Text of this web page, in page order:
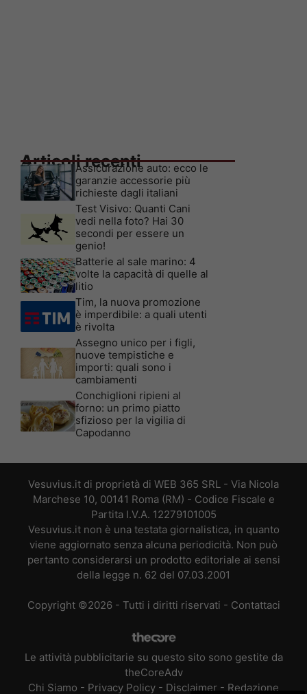
Articoli recenti
Assicurazione auto: ecco le
garanzie accessorie più
richieste dagli italiani
Test Visivo: Quanti Cani
vedi nella foto? Hai 30
secondi per essere un
genio!
Batterie al sale marino: 4
volte la capacità di quelle al
litio
Tim, la nuova promozione
è imperdibile: a quali utenti
è rivolta
Assegno unico per i figli,
nuove tempistiche e
importi: quali sono i
cambiamenti
Conchiglioni ripieni al
forno: un primo piatto
sfizioso per la vigilia di
Capodanno
Vesuvius.it di proprietà di WEB 365 SRL - Via Nicola
Marchese 10, 00141 Roma (RM) - Codice Fiscale e
Partita I.V.A. 12279101005
Vesuvius.it non è una testata giornalistica, in quanto
viene aggiornato senza alcuna periodicità. Non può
pertanto considerarsi un prodotto editoriale ai sensi
della legge n. 62 del 07.03.2001
Copyright ©2026 - Tutti i diritti riservati - Contattaci
Le attività pubblicitarie su questo sito sono gestite da
theCoreAdv
Chi Siamo - Privacy Policy - Disclaimer - Redazione